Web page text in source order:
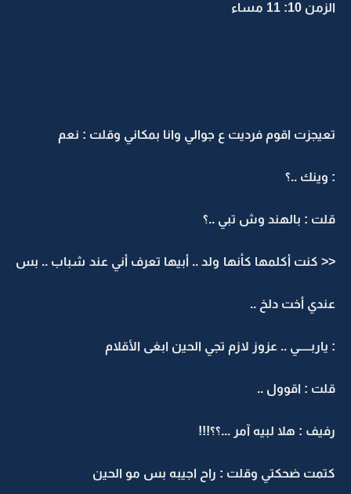
الزمن 10: 11 مساء
تعيجزت اقوم فرديت ع جوالي وانا بمكاني وقلت : نعم
: وينك ..؟
قلت : بالهند وش تبي ..؟
<< كنت أكلمها كأنها ولد .. أبيها تعرف أني عند شباب .. بس
عندي أخت دلخ ..
: ياربـــــي .. عزوز لازم تجي الحين ابغى الأقلام
قلت : اقوول ..
رفيف : هلا لبيه آمر ...؟؟!!!
كتمت ضحكتي وقلت : راح اجيبه بس مو الحين